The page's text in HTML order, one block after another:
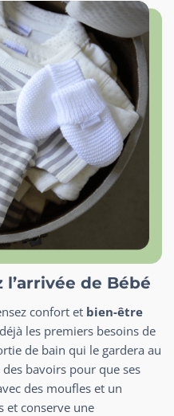
l’arrivée de Bébé
confort et bien-être
les premiers besoins de
de bain qui le gardera au
bavoirs pour que ses
des moufles et un
et conserve une